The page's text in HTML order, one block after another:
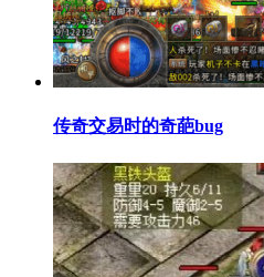
传奇交易时的奇葩bug